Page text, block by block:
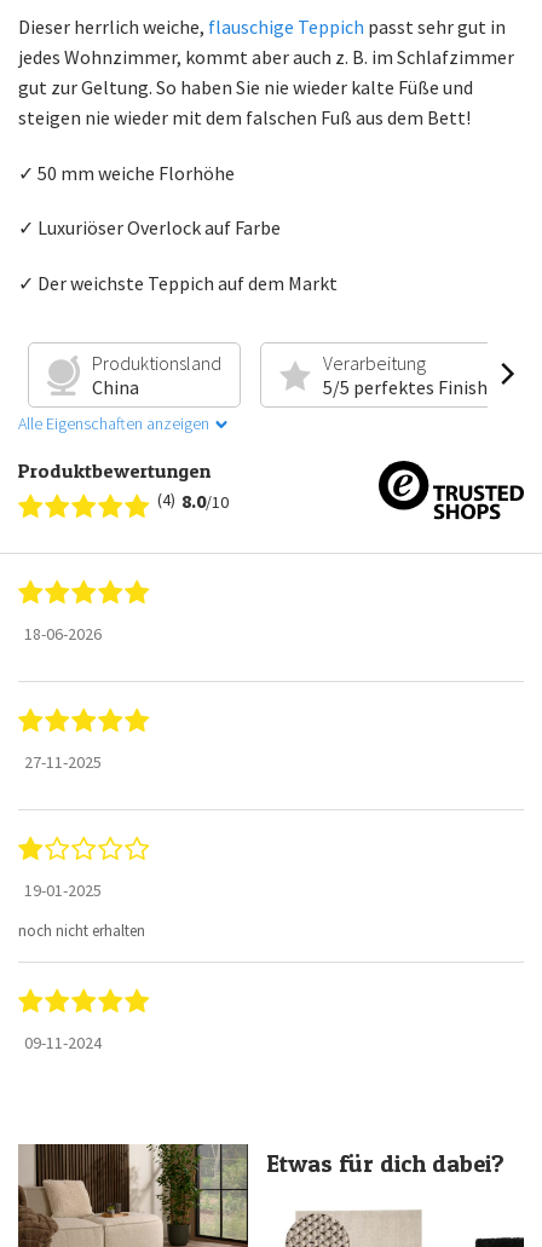
Dieser herrlich weiche, flauschige Teppich passt sehr gut in
jedes Wohnzimmer, kommt aber auch z. B. im Schlafzimmer
gut zur Geltung. So haben Sie nie wieder kalte Füße und
steigen nie wieder mit dem falschen Fuß aus dem Bett!
✓ 50 mm weiche Florhöhe
✓ Luxuriöser Overlock auf Farbe
✓ Der weichste Teppich auf dem Markt
Produktionsland
China
Verarbeitung
5/5 perfektes Finish
Alle Eigenschaften anzeigen
Produktbewertungen
(4) 8.0/10
18-06-2026
27-11-2025
19-01-2025
noch nicht erhalten
09-11-2024
Etwas für dich dabei?